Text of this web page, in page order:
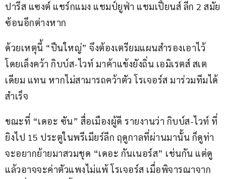
ปารีส แซงต์ แชร์กแมง แชมป์ยูฟ่า แชมเปี้ยนส์ ลีก 2 สมัย
ซ้อนอีกต่างหาก
ด้วยเหตุนี้ “ปืนใหญ่” จึงต้องเตรียมแผนสำรองเอาไว้
โดยเล็งคว้า กิบบ์ส-ไวท์ มาค้าแข้งยังถิ่น เอมิเรตส์ สเต
เดียม แทน หากไม่สามารถคว้าตัว โรเจอร์ส มาร่วมทีมได้
สำเร็จ
ขณะที่ “เดอะ ซัน” สื่อเมืองผู้ดี รายงานว่า กิบบ์ส-ไวท์ ที่
ยิงไป 15 ประตูในพรีเมียร์ลีก ฤดูกาลที่ผ่านมานั้น ก็ดูท่า
จะอยากย้ายมาสวมชุด “เดอะ กันเนอร์ส” เช่นกัน แต่ดู
แล้วอาจจะค่าตัวแพงไม่แพ้ โรเจอร์ส เมื่อพิจารณาจาก